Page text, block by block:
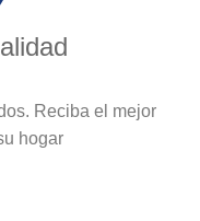
Reciba el mejor
hogar